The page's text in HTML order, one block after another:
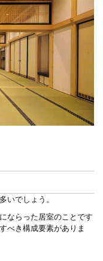
いでしょう。
ならった居室のことです
べき構成要素がありま